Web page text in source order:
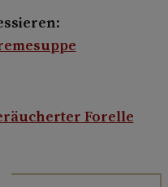
:
Forelle